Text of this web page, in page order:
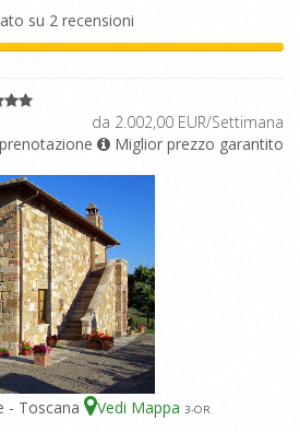
su 2 recensioni
da 2.002,00 EUR/Settimana
Miglior prezzo garantito
- Toscana Vedi Mappa 3-OR